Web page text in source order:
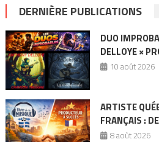
DERNIÈRE PUBLICATIONS
DUO
DELLOYE ×
10 août 2026
ARTISTE
FRANÇAIS :
8 août 2026